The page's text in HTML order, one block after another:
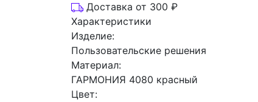
Доставка от 300 ₽
Характеристики
Изделие:
Пользовательские решения
Материал:
ГАРМОНИЯ 4080 красный
Цвет: